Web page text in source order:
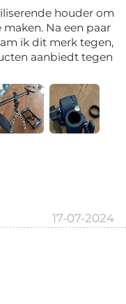
houder om
Na een paar
ik dit merk tegen,
aanbiedt tegen
17-07-2024